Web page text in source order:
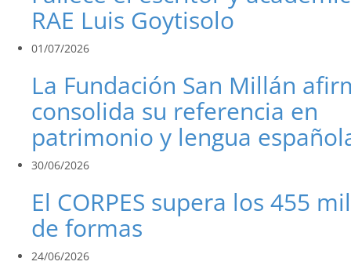
RAE Luis Goytisolo
01/07/2026
La Fundación San Millán
consolida su referencia en
patrimonio y lengua
30/06/2026
El CORPES supera los 455
de formas
24/06/2026